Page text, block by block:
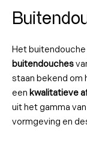
Het
buitendouches
staan bekend om
een kwalitatieve
uit het gamma
vormgeving en